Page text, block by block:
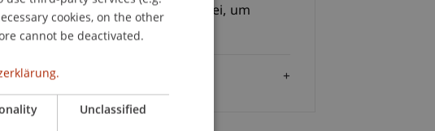
Die Teilnahme ist kostenfrei, um
Anmeldung wird gebeten.
ENGLISH
cookies, on the other
cannot be deactivated.
Unclassified